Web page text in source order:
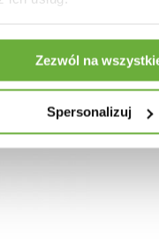
Zezwól na
Spersonalizuj